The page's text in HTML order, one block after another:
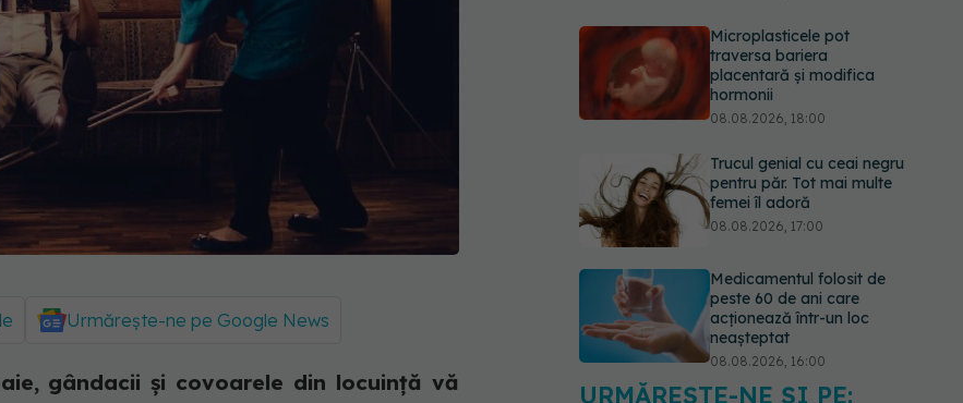
Urmărește-ne pe Google News
gândacii și covoarele din locuință vă
Microplasticele pot
traversa bariera
placentară și modifica
hormonii
08.08.2026, 18:00
Trucul genial cu ceai negru
pentru păr. Tot mai multe
femei îl adoră
08.08.2026, 17:00
Medicamentul folosit de
peste 60 de ani care
acționează într-un loc
neașteptat
08.08.2026, 16:00
URMĂREȘTE-NE ȘI PE: